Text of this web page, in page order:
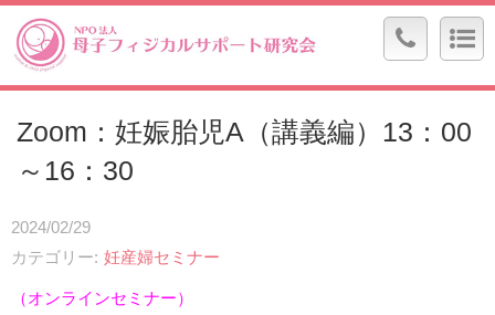
Zoom：妊娠胎児A（講義編）13：00
～16：30
2024/02/29
カテゴリー 妊産婦セミナー
（オンラインセミナー）